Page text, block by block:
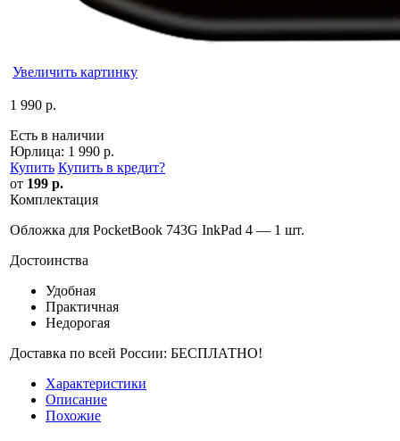
Увеличить картинку
1 990 р.
Есть в наличии
Юрлица: 1 990 р.
Купить Купить в кредит?
от 199 р.
Комплектация
Обложка для PocketBook 743G InkPad 4 — 1 шт.
Достоинства
Удобная
Практичная
Недорогая
Доставка по всей России: БЕСПЛАТНО!
Характеристики
Описание
Похожие